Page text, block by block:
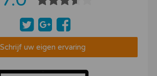
Schrijf uw eigen ervaring